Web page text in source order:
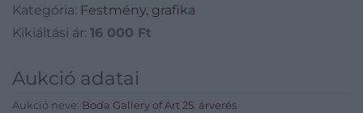
Kategória: Festmény, grafika
Kikiáltási ár: 16 000 Ft
Aukció adatai
Aukció neve: Boda Gallery of Art 25. árverés